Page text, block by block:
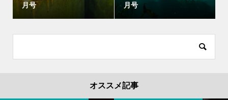
月号
月号
オススメ記事